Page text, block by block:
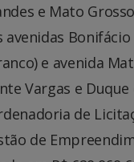
e Mato
avenidas
e avenida
Vargas e Duque
de
de